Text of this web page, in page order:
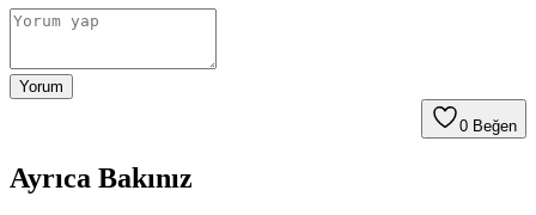
Yorum
0 Beğen
Ayrıca Bakınız